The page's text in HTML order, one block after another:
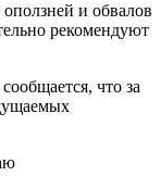
и обвалов
рекомендуют
что за